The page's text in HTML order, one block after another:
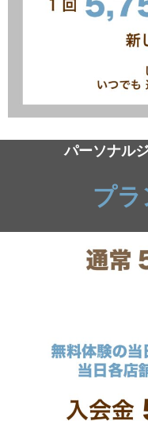
パーソナル
プラ